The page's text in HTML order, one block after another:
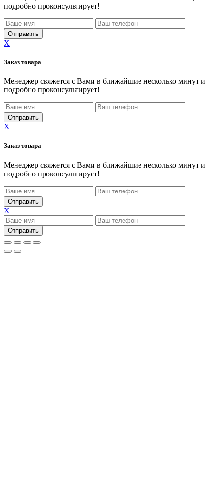
подробно проконсультирует!
X
Заказ товара
Менеджер свяжется с Вами в ближайшие несколько минут и
подробно проконсультирует!
X
Заказ товара
Менеджер свяжется с Вами в ближайшие несколько минут и
подробно проконсультирует!
X